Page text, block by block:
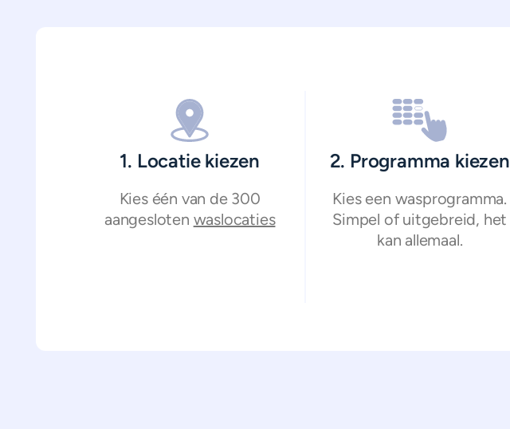
1. Locatie kiezen
Kies één van de 300
aangesloten waslocaties
2. Programma kiezen
Kies een wasprogramma.
Simpel of uitgebreid, het
kan allemaal.